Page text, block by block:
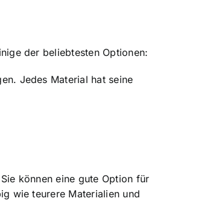
der beliebtesten Optionen:
Jedes Material hat seine
können eine gute Option für
wie teurere Materialien und